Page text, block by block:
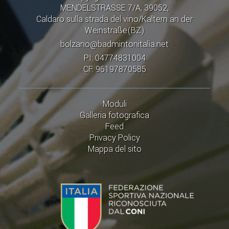
MENDELSTRASSE 7/A, 39052,
Caldaro sulla strada del vino/Kaltern an der
Weinstraße(BZ)
bolzano@badmintonitalia.net
PI: 04774831004
CF: 96197870585
Moduli
Galleria fotografica
Feed
Privacy Policy
Mappa del sito
FIBA NAZIONALE